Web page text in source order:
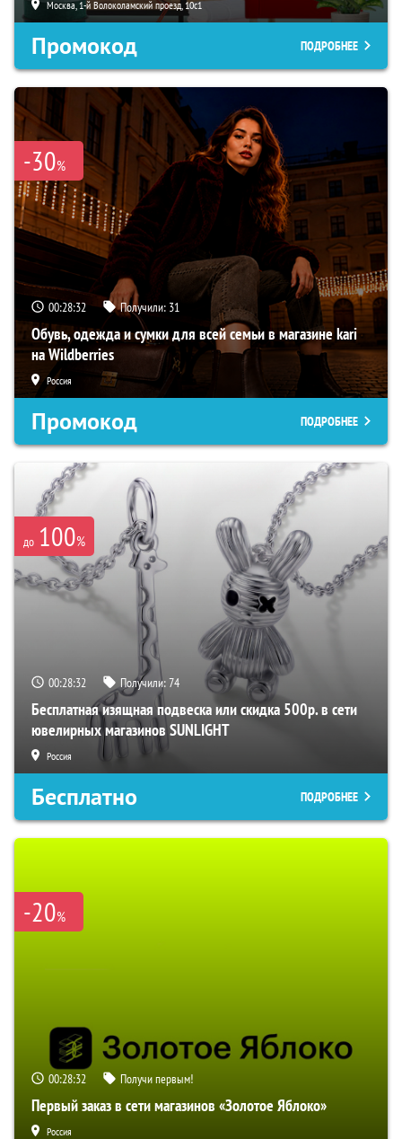
Москва, 1-й Волоколамский проезд, 10с1
Промокод ПОДРОБНЕЕ
-30%
00:28:31 Получили: 31
Обувь, одежда и сумки для всей семьи в магазине kari
на Wildberries
Россия
Промокод ПОДРОБНЕЕ
до 100%
00:28:31 Получили:74
Бесплатная изящная подвеска или скидка 500р. в сети
ювелирных магазинов SUNLIGHT
Россия
Бесплатно ПОДРОБНЕЕ
-20%
00:28:31 Получи первым!
Первый заказ в сети магазинов «Золотое Яблоко»
Россия